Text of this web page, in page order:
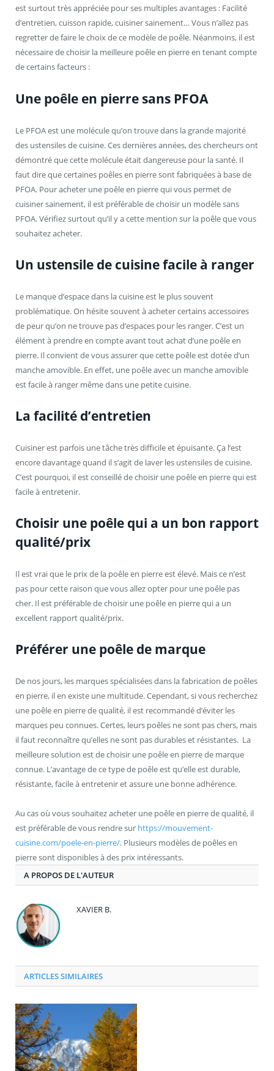
est surtout très appréciée pour ses multiples avantages : Facilité
d’entretien, cuisson rapide, cuisiner sainement… Vous n’allez pas
regretter de faire le choix de ce modèle de poêle. Néanmoins, il est
nécessaire de choisir la meilleure poêle en pierre en tenant compte
de certains facteurs :
Une poêle en pierre sans PFOA
Le PFOA est une molécule qu’on trouve dans la grande majorité
des ustensiles de cuisine. Ces dernières années, des chercheurs ont
démontré que cette molécule était dangereuse pour la santé. Il
faut dire que certaines poêles en pierre sont fabriquées à base de
PFOA. Pour acheter une poêle en pierre qui vous permet de
cuisiner sainement, il est préférable de choisir un modèle sans
PFOA. Vérifiez surtout qu’il y a cette mention sur la poêle que vous
souhaitez acheter.
Un ustensile de cuisine facile à ranger
Le manque d’espace dans la cuisine est le plus souvent
problématique. On hésite souvent à acheter certains accessoires
de peur qu’on ne trouve pas d’espaces pour les ranger. C’est un
élément à prendre en compte avant tout achat d’une poêle en
pierre. Il convient de vous assurer que cette poêle est dotée d’un
manche amovible. En effet, une poêle avec un manche amovible
est facile à ranger même dans une petite cuisine.
La facilité d’entretien
Cuisiner est parfois une tâche très difficile et épuisante. Ça l’est
encore davantage quand il s’agit de laver les ustensiles de cuisine.
C’est pourquoi, il est conseillé de choisir une poêle en pierre qui est
facile à entretenir.
Choisir une poêle qui a un bon rapport
qualité/prix
Il est vrai que le prix de la poêle en pierre est élevé. Mais ce n’est
pas pour cette raison que vous allez opter pour une poêle pas
cher. Il est préférable de choisir une poêle en pierre qui a un
excellent rapport qualité/prix.
Préférer une poêle de marque
De nos jours, les marques spécialisées dans la fabrication de poêles
en pierre, il en existe une multitude. Cependant, si vous recherchez
une poêle en pierre de qualité, il est recommandé d’éviter les
marques peu connues. Certes, leurs poêles ne sont pas chers, mais
il faut reconnaître qu’elles ne sont pas durables et résistantes. La
meilleure solution est de choisir une poêle en pierre de marque
connue. L’avantage de ce type de poêle est qu’elle est durable,
résistante, facile à entretenir et assure une bonne adhérence.
Au cas où vous souhaitez acheter une poêle en pierre de qualité, il
est préférable de vous rendre sur https://mouvement-
cuisine.com/poele-en-pierre/. Plusieurs modèles de poêles en
pierre sont disponibles à des prix intéressants.
A PROPOS DE L'AUTEUR
XAVIER B.
ARTICLES SIMILAIRES